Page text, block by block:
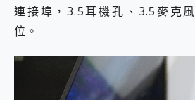
連接埠，3.5耳機孔、3.5麥克
位。